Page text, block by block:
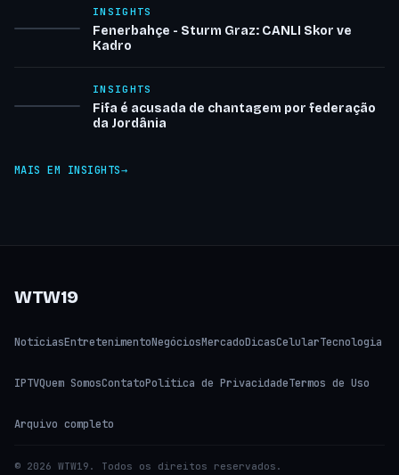
INSIGHTS
Fenerbahçe - Sturm Graz: CANLI Skor ve
Kadro
INSIGHTS
Fifa é acusada de chantagem por federação
da Jordânia
MAIS EM INSIGHTS
WTW19
NotíciasEntretenimentoNegóciosMercadoDicasCelularTecnologia
IPTVQuem SomosContatoPolítica de PrivacidadeTermos de Uso
Arquivo completo
© 2026 WTW19. Todos os direitos reservados.